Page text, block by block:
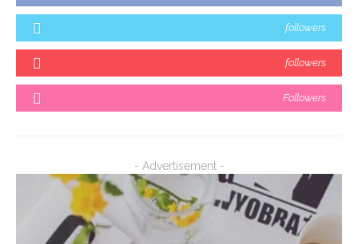
followers
followers
Followers
- Advertisement -